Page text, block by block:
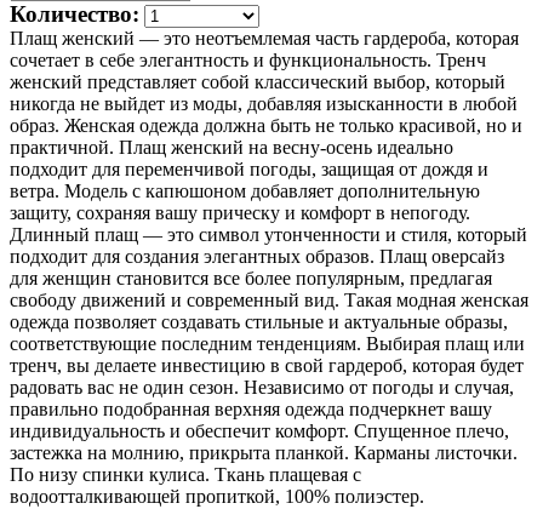
Количество:
Плащ женский — это неотъемлемая часть гардероба, которая
сочетает в себе элегантность и функциональность. Тренч
женский представляет собой классический выбор, который
никогда не выйдет из моды, добавляя изысканности в любой
образ. Женская одежда должна быть не только красивой, но и
практичной. Плащ женский на весну-осень идеально
подходит для переменчивой погоды, защищая от дождя и
ветра. Модель с капюшоном добавляет дополнительную
защиту, сохраняя вашу прическу и комфорт в непогоду.
Длинный плащ — это символ утонченности и стиля, который
подходит для создания элегантных образов. Плащ оверсайз
для женщин становится все более популярным, предлагая
свободу движений и современный вид. Такая модная женская
одежда позволяет создавать стильные и актуальные образы,
соответствующие последним тенденциям. Выбирая плащ или
тренч, вы делаете инвестицию в свой гардероб, которая будет
радовать вас не один сезон. Независимо от погоды и случая,
правильно подобранная верхняя одежда подчеркнет вашу
индивидуальность и обеспечит комфорт. Спущенное плечо,
застежка на молнию, прикрыта планкой. Карманы листочки.
По низу спинки кулиса. Ткань плащевая с
водоотталкивающей пропиткой, 100% полиэстер.